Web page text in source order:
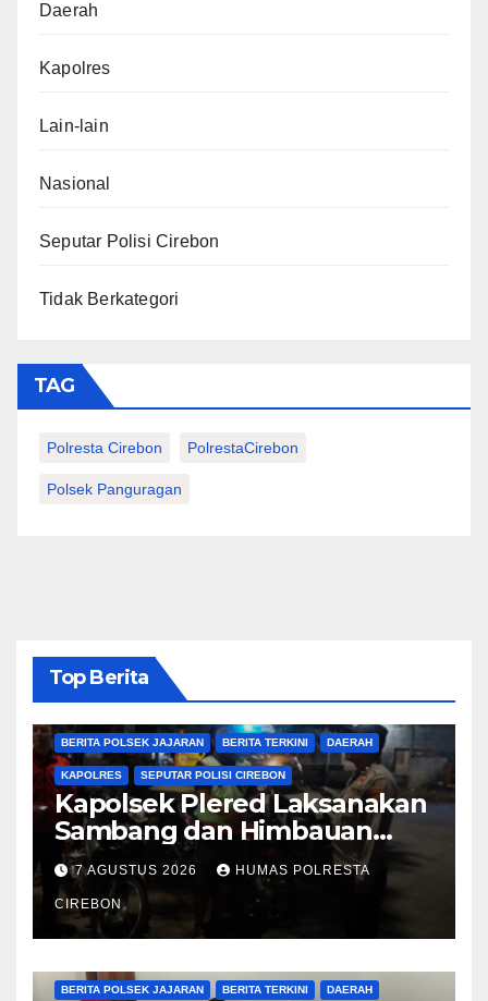
Daerah
Kapolres
Lain-lain
Nasional
Seputar Polisi Cirebon
Tidak Berkategori
TAG
Polresta Cirebon PolrestaCirebon
Polsek Panguragan
Top Berita
BERITA POLSEK JAJARAN BERITA TERKINI DAERAH
KAPOLRES SEPUTAR POLISI CIREBON
Kapolsek Plered Laksanakan
Sambang dan Himbauan
Kamtibmas
7 AGUSTUS 2026 HUMAS POLRESTA
CIREBON
BERITA POLSEK JAJARAN BERITA TERKINI DAERAH